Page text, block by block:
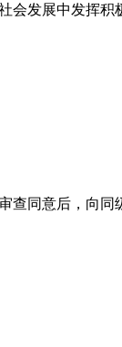
会发展中发挥积
同意后，向同